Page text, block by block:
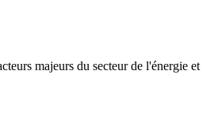
majeurs du secteur de l'énergie et